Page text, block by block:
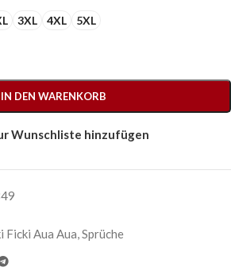
3XL 4XL 5XL
IN DEN WARENKORB
Wunschliste hinzufügen
Ficki Aua Aua,Sprüche